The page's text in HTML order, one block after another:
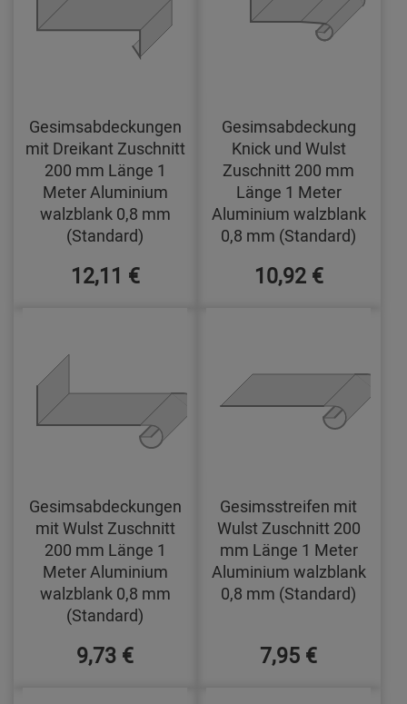
Gesimsabdeckungen
mit Dreikant Zuschnitt
200 mm Länge 1
Meter Aluminium
walzblank 0,8 mm
(Standard)
12,11 €
Gesimsabdeckung
Knick und Wulst
Zuschnitt 200 mm
Länge 1 Meter
Aluminium walzblank
0,8 mm (Standard)
10,92 €
Gesimsabdeckungen
mit Wulst Zuschnitt
200 mm Länge 1
Meter Aluminium
walzblank 0,8 mm
(Standard)
9,73 €
Gesimsstreifen mit
Wulst Zuschnitt 200
mm Länge 1 Meter
Aluminium walzblank
0,8 mm (Standard)
7,95 €